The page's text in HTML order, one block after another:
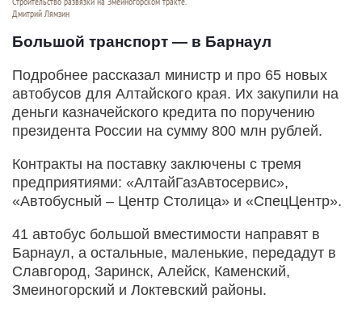
Дмитрий Лямзин
Большой транспорт — в Барнаул
Подробнее рассказал министр и про 65 новых
автобусов для Алтайского края. Их закупили на
деньги казначейского кредита по поручению
президента России на сумму 800 млн рублей.
Контракты на поставку заключены с тремя
предприятиями: «АлтайГазАвтосервис»,
«Автобусный – Центр Столица» и «СпецЦентр».
41 автобус большой вместимости направят в
Барнаул, а остальные, маленькие, передадут в
Славгород, Заринск, Алейск, Каменский,
Змеиногорский и Локтевский районы.